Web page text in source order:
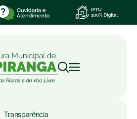
Transparência